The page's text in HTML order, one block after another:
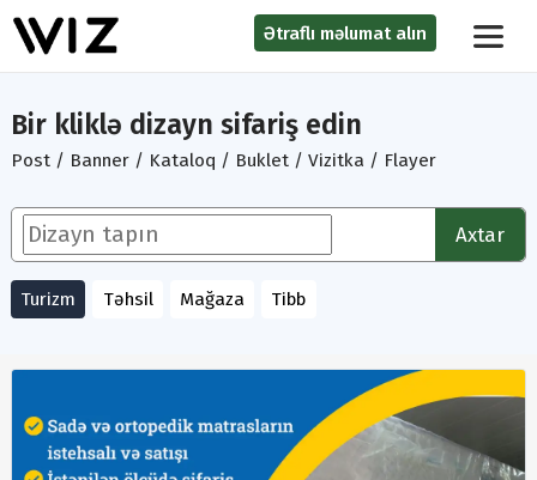
Ətraflı məlumat alın
Bir kliklə dizayn sifariş edin
Post / Banner / Kataloq / Buklet / Vizitka / Flayer
Axtar
Turizm Təhsil Mağaza Tibb